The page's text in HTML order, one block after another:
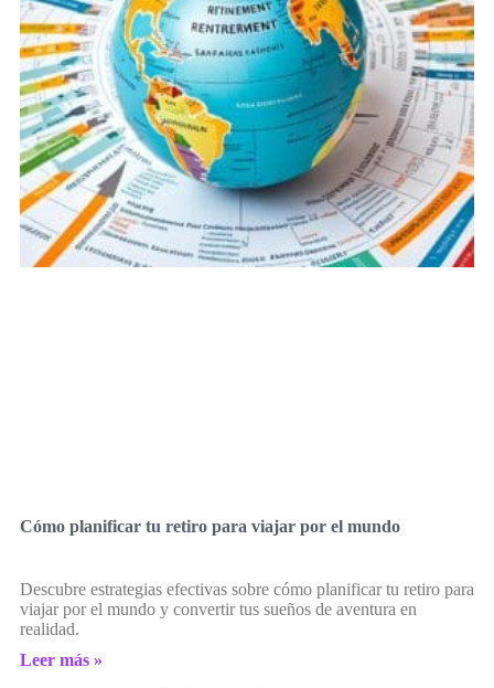
Cómo planificar tu retiro para viajar por el mundo
Descubre estrategias efectivas sobre cómo planificar tu retiro para
viajar por el mundo y convertir tus sueños de aventura en
realidad.
Leer más »